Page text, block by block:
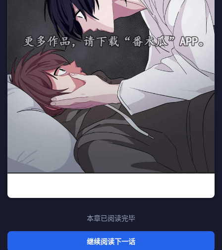
本章已阅读完毕
继续阅读下一话